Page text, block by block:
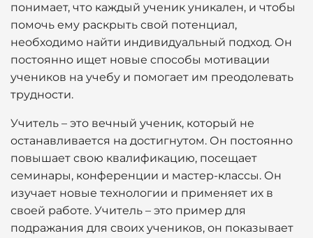
понимает, что каждый ученик уникален, и чтобы
помочь ему раскрыть свой потенциал,
необходимо найти индивидуальный подход. Он
постоянно ищет новые способы мотивации
учеников на учебу и помогает им преодолевать
трудности.
Учитель – это вечный ученик, который не
останавливается на достигнутом. Он постоянно
повышает свою квалификацию, посещает
семинары, конференции и мастер-классы. Он
изучает новые технологии и применяет их в
своей работе. Учитель – это пример для
подражания для своих учеников, он показывает